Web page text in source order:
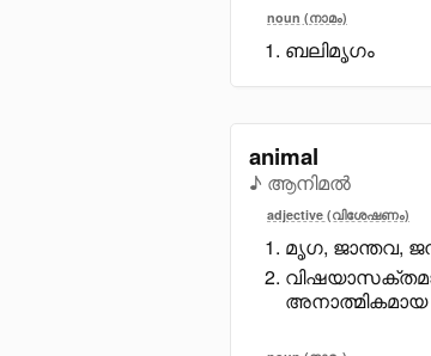
noun (നാമം)
ബലിമൃഗം
animal
♪ ആനിമൽ
adjective (വിശേഷണം)
മൃഗ, ജാന്തവ,
അനാത്മികമായ